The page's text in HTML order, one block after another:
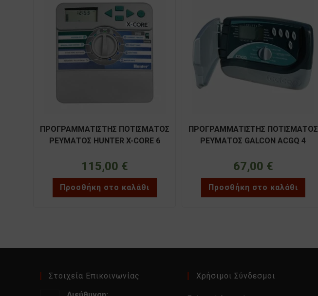
ΠΡΟΓΡΑΜΜΑΤΙΣΤΗΣ ΠΟΤΙΣΜΑΤΟΣ
ΡΕΥΜΑΤΟΣ HUNTER X-CORE 6
115,00 €
Προσθήκη στο καλάθι
ΠΡΟΓΡΑΜΜΑΤΙΣΤΗΣ ΠΟΤΙΣΜΑΤΟΣ
ΡΕΥΜΑΤΟΣ GALCON ACGQ 4
67,00 €
Προσθήκη στο καλάθι
Στοιχεία Επικοινωνίας Χρήσιμοι Σύνδεσμοι